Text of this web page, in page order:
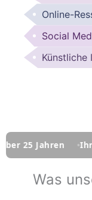
Online-
Social
Künstliche
Ihre
Was